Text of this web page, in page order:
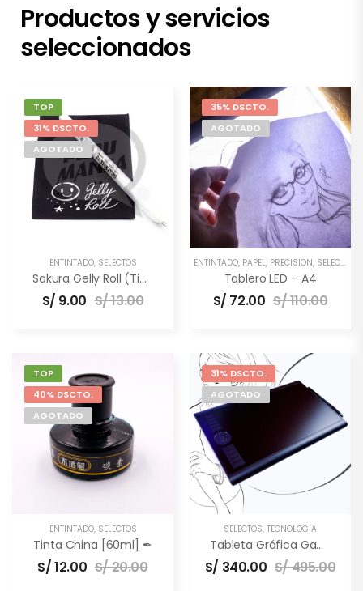
Productos y servicios
seleccionados
TOP
31% DSCTO.
AGOTADO
ENTINTADO, SELECTOS
Sakura Gelly Roll (Tinta Blanca)
S/ 9.00 S/13.00
35% DSCTO.
AGOTADO
ENTINTADO, PAPEL, PRECISIÓN, SELECTOS
Tablero LED – A4
S/ 72.00 S/110.00
TOP
40% DSCTO.
AGOTADO
ENTINTADO, SELECTOS
Tinta China [60ml] ✒
S/12.00 S/20.00
31% DSCTO.
AGOTADO
SELECTOS, TECNOLOGÍA
Tableta Gráfica Gaomon M10K PRO [10×6.5″] –
S/ 340.00 S/495.00